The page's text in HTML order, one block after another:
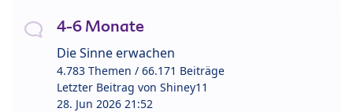
4-6 Monate
Die Sinne erwachen
4.783 Themen / 66.171 Beiträge
Letzter Beitrag von Shiney11
28. Jun 2026 21:52